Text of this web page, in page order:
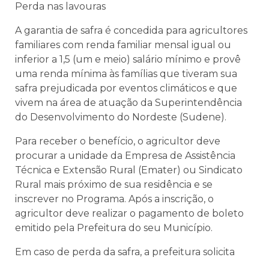
Perda nas lavouras
A garantia de safra é concedida para agricultores
familiares com renda familiar mensal igual ou
inferior a 1,5 (um e meio) salário mínimo e provê
uma renda mínima às famílias que tiveram sua
safra prejudicada por eventos climáticos e que
vivem na área de atuação da Superintendência
do Desenvolvimento do Nordeste (Sudene).
Para receber o benefício, o agricultor deve
procurar a unidade da Empresa de Assistência
Técnica e Extensão Rural (Emater) ou Sindicato
Rural mais próximo de sua residência e se
inscrever no Programa. Após a inscrição, o
agricultor deve realizar o pagamento de boleto
emitido pela Prefeitura do seu Município.
Em caso de perda da safra, a prefeitura solicita